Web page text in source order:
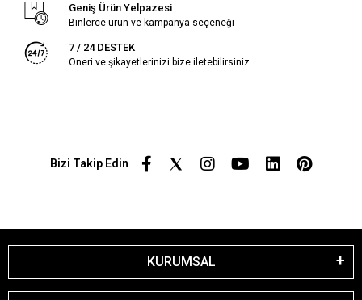
Geniş Ürün Yelpazesi
Binlerce ürün ve kampanya seçeneği
7 / 24 DESTEK
Öneri ve şikayetlerinizi bize iletebilirsiniz.
Bizi Takip Edin
KURUMSAL